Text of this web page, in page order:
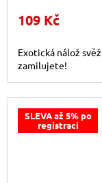
109 Kč
Exotická nálož
zamilujete!
SLEVA až 5% po
registraci